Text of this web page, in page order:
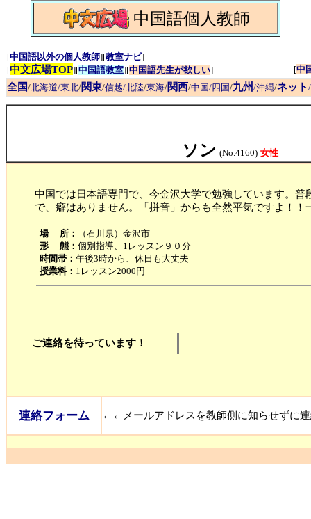
中国語個人教師
[中国語以外の個人教師][教室ナビ]
[中文広場TOP][中国語教室][中国語先生が欲しい] [中
全国/北海道/東北/関東/信越/北陸/東海/関西/中国/四国/九州/沖縄/ネット
ソン (No.4160) 女性
中国では日本語専門で、今金沢大学で勉強しています。普
で、癖はありません。「拼音」からも全然平気ですよ！！
場 所：
（石川県）金沢市
形 態： 個別指導、1レッスン９０分
時間帯： 午後3時から、休日も大丈夫
授業料： 1レッスン2000円
ご連絡を待っています！
連絡フォーム ←←メールアドレスを教師側に知らせずに